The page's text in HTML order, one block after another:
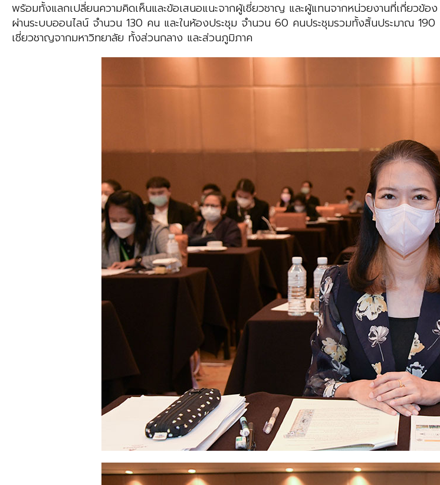
พร้อมทั้งแลกเปลี่ยนความคิดเห็นและข้อเสนอแนะจากผู้เชี่ยวชาญ และผู้แทนจากหน่วยงานที่เกี่ยวข้
ผ่านระบบออนไลน์ จำนวน 130 คน และในห้องประชุม จำนวน 60 คนประชุมรวมทั้งสิ้นประมาณ
เชี่ยวชาญจากมหาวิทยาลัย ทั้งส่วนกลาง และส่วนภูมิภาค